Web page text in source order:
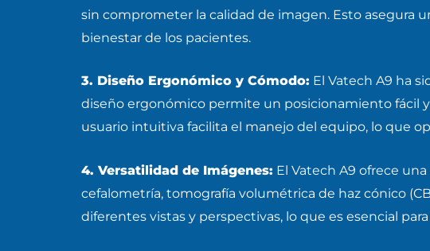
sin comprometer la calidad de imagen. Esto asegura
bienestar de los pacientes.
3. Diseño Ergonómico y Cómodo: El Vatech A9 ha
diseño ergonómico permite un posicionamiento fácil
usuario intuitiva facilita el manejo del equipo, lo que
4. Versatilidad de Imágenes: El Vatech A9 ofrece
cefalometría, tomografía volumétrica de haz cónico
diferentes vistas y perspectivas, lo que es esencial